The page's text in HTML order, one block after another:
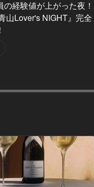
の経験値が上がった夜！
山Lover's NIGHT』完全